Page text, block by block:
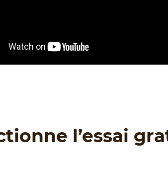
l’essai